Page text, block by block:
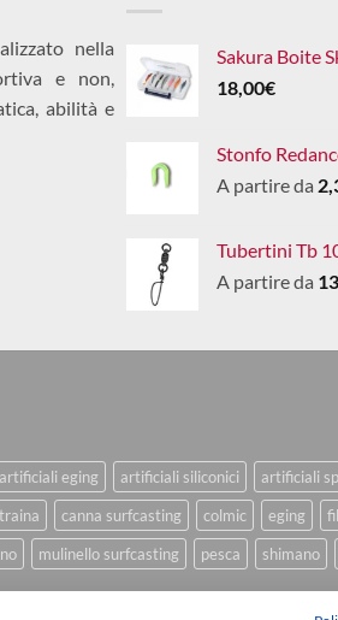
nella
e non,
abilità e
Sakura Boite
18,00€
Stonfo
A partire da
Tubertini Tb
A partire da
artificiali eging artificiali siliconici artificiali
canna surfcasting colmic eging
mulinello surfcasting pesca shimano